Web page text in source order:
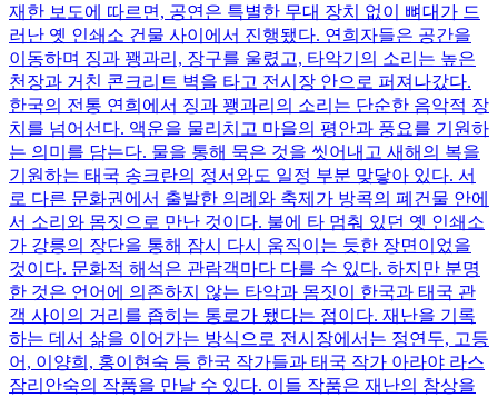
재한 보도에 따르면, 공연은 특별한 무대 장치 없이 뼈대가 드
러난 옛 인쇄소 건물 사이에서 진행됐다. 연희자들은 공간을
이동하며 징과 꽹과리, 장구를 울렸고, 타악기의 소리는 높은
천장과 거친 콘크리트 벽을 타고 전시장 안으로 퍼져나갔다.
한국의 전통 연희에서 징과 꽹과리의 소리는 단순한 음악적 장
치를 넘어선다. 액운을 물리치고 마을의 평안과 풍요를 기원하
는 의미를 담는다. 물을 통해 묵은 것을 씻어내고 새해의 복을
기원하는 태국 송크란의 정서와도 일정 부분 맞닿아 있다. 서
로 다른 문화권에서 출발한 의례와 축제가 방콕의 폐건물 안에
서 소리와 몸짓으로 만난 것이다. 불에 타 멈춰 있던 옛 인쇄소
가 강릉의 장단을 통해 잠시 다시 움직이는 듯한 장면이었을
것이다. 문화적 해석은 관람객마다 다를 수 있다. 하지만 분명
한 것은 언어에 의존하지 않는 타악과 몸짓이 한국과 태국 관
객 사이의 거리를 좁히는 통로가 됐다는 점이다. 재난을 기록
하는 데서 삶을 이어가는 방식으로 전시장에서는 정연두, 고등
어, 이양희, 홍이현숙 등 한국 작가들과 태국 작가 아라야 라스
잠리안숙의 작품을 만날 수 있다. 이들 작품은 재난의 참상을